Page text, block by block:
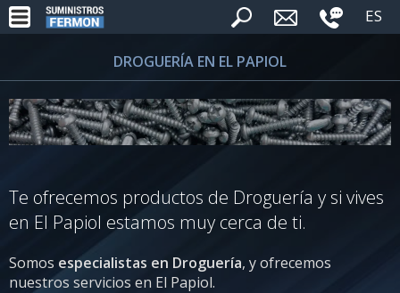
ES
DROGUERÍA EN EL PAPIOL
Te ofrecemos productos de Droguería y si vives
en El Papiol estamos muy cerca de ti.
Somos especialistas en Droguería, y ofrecemos
nuestros servicios en El Papiol.